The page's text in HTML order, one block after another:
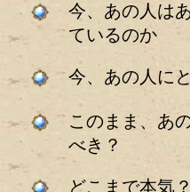
今、あの人は
ているのか
今、あの人に
このまま、あ
べき？
どこまで本気